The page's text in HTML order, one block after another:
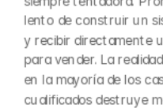
lento de construir un
y recibir directamente
para vender. La
en la mayoría de los
cualificados destruye